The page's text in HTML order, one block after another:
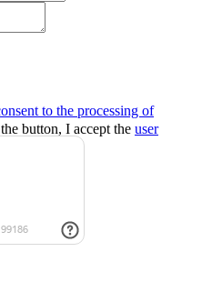
to the processing of
button, I accept the user